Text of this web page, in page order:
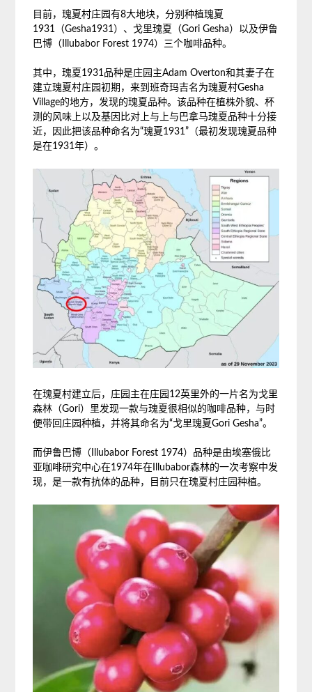
目前，瑰夏村庄园有8大地块，分别种植瑰夏
1931（Gesha1931）、戈里瑰夏（Gori Gesha）以及伊鲁
巴博（Illubabor Forest 1974）三个咖啡品种。
其中，瑰夏1931品种是庄园主Adam Overton和其妻子在
建立瑰夏村庄园初期，来到班奇玛吉名为瑰夏村Gesha
Village的地方，发现的瑰夏品种。该品种在植株外貌、杯
测的风味上以及基因比对上与上与巴拿马瑰夏品种十分接
近，因此把该品种命名为“瑰夏1931”（最初发现瑰夏品种
是在1931年）。
在瑰夏村建立后，庄园主在庄园12英里外的一片名为戈里
森林（Gori）里发现一款与瑰夏很相似的咖啡品种，与时
便带回庄园种植，并将其命名为“戈里瑰夏Gori Gesha”。
而伊鲁巴博（Illubabor Forest 1974）品种是由埃塞俄比
亚咖啡研究中心在1974年在Illubabor森林的一次考察中发
现，是一款有抗体的品种，目前只在瑰夏村庄园种植。